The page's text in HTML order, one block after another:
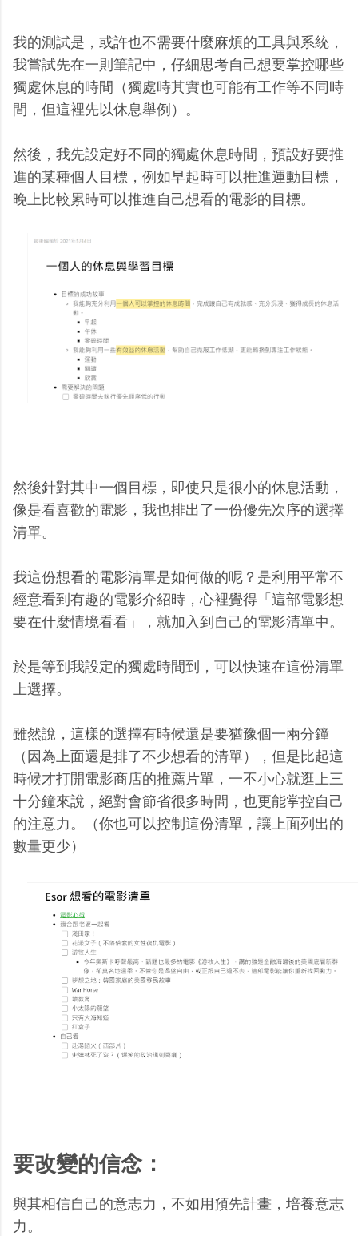
我的測試是，或許也不需要什麼麻煩的工具與系統，
我嘗試先在一則筆記中，仔細思考自己想要掌控哪些
獨處休息的時間（獨處時其實也可能有工作等不同時
間，但這裡先以休息舉例）。
然後，我先設定好不同的獨處休息時間，預設好要推
進的某種個人目標，例如早起時可以推進運動目標，
晚上比較累時可以推進自己想看的電影的目標。
然後針對其中一個目標，即使只是很小的休息活動，
像是看喜歡的電影，我也排出了一份優先次序的選擇
清單。
我這份想看的電影清單是如何做的呢？是利用平常不
經意看到有趣的電影介紹時，心裡覺得「這部電影想
要在什麼情境看看」，就加入到自己的電影清單中。
於是等到我設定的獨處時間到，可以快速在這份清單
上選擇。
雖然說，這樣的選擇有時候還是要猶豫個一兩分鐘
（因為上面還是排了不少想看的清單），但是比起這
時候才打開電影商店的推薦片單，一不小心就逛上三
十分鐘來說，絕對會節省很多時間，也更能掌控自己
的注意力。（你也可以控制這份清單，讓上面列出的
數量更少）
要改變的信念：
與其相信自己的意志力，不如用預先計畫，培養意志
力。